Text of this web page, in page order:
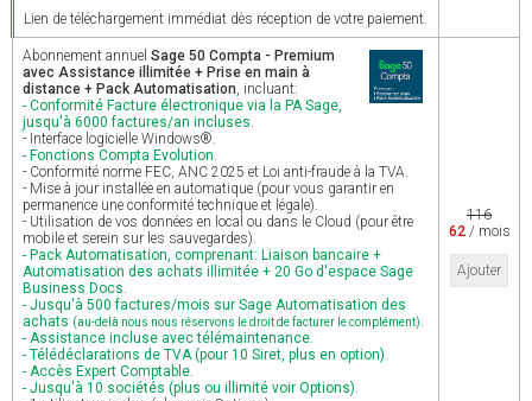
Lien de téléchargement immédiat dès réception de votre paiement.
Abonnement annuel Sage 50 Compta - Premium
avec Assistance illimitée + Prise en main à
distance + Pack Automatisation, incluant:
- Conformité Facture électronique via la PA Sage,
jusqu'à 6000 factures/an incluses.
- Interface logicielle Windows®.
- Fonctions Compta Evolution.
- Conformité norme FEC, ANC 2025 et Loi anti-fraude à la TVA.
- Mise à jour installée en automatique (pour vous garantir en
permanence une conformité technique et légale).
- Utilisation de vos données en local ou dans le Cloud (pour être
mobile et serein sur les sauvegardes).
- Pack Automatisation, comprenant: Liaison bancaire +
Automatisation des achats illimitée + 20 Go d'espace Sage
Business Docs.
- Jusqu'à 500 factures/mois sur Sage Automatisation des
achats (au-delà nous nous réservons le droit de facturer le complément).
- Assistance incluse avec télémaintenance.
- Télédéclarations de TVA (pour 10 Siret, plus en option).
- Accès Expert Comptable.
- Jusqu'à 10 sociétés (plus ou illimité voir Options).
116
62/ mois
Ajouter